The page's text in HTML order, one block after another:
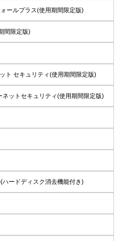
ールプラス(使用期間限定版)
間限定版)
ト セキュリティ(使用期間限定版)
ットセキュリティ(使用期間限定版)
ードディスク消去機能付き)